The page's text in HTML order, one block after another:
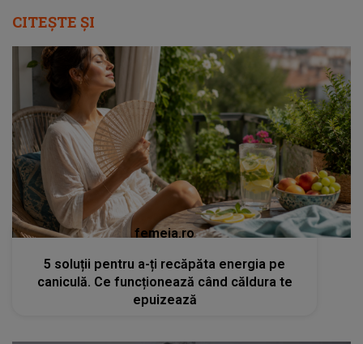
CITEȘTE ȘI
femeia.ro
5 soluții pentru a-ți recăpăta energia pe
caniculă. Ce funcționează când căldura te
epuizează